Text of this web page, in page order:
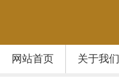
网站首页 关于我们